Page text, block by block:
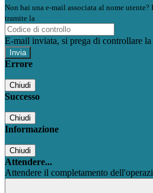
Non hai una e-mail associata al nome
tramite la
E-mail inviata, si prega di controllare
Errore
Chiudi
Successo
Chiudi
Informazione
Chiudi
Attendere...
Attendere il completamento